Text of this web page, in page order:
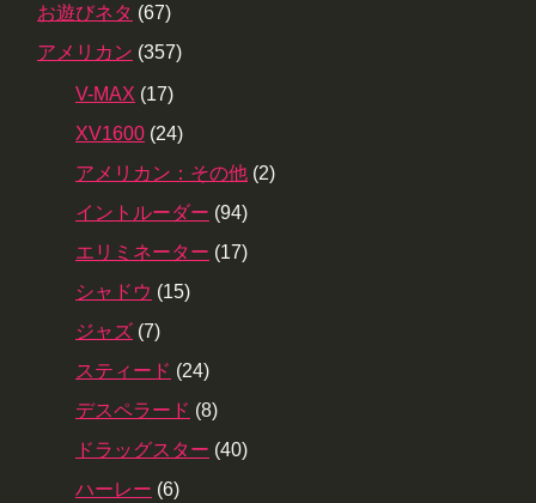
お遊びネタ (67)
アメリカン (357)
V-MAX (17)
XV1600 (24)
アメリカン：その他 (2)
イントルーダー (94)
エリミネーター (17)
シャドウ (15)
ジャズ (7)
スティード (24)
デスペラード (8)
ドラッグスター (40)
ハーレー (6)